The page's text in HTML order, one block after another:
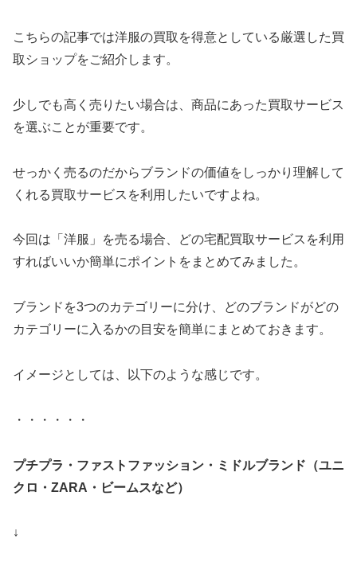
こちらの記事では洋服の買取を得意としている厳選した買
取ショップをご紹介します。
少しでも高く売りたい場合は、商品にあった買取サービス
を選ぶことが重要です。
せっかく売るのだからブランドの価値をしっかり理解して
くれる買取サービスを利用したいですよね。
今回は「洋服」を売る場合、どの宅配買取サービスを利用
すればいいか簡単にポイントをまとめてみました。
ブランドを3つのカテゴリーに分け、どのブランドがどの
カテゴリーに入るかの目安を簡単にまとめておきます。
イメージとしては、以下のような感じです。
・・・・・・
プチプラ・ファストファッション・ミドルブランド（ユニ
クロ・ZARA・ビームスなど）
↓